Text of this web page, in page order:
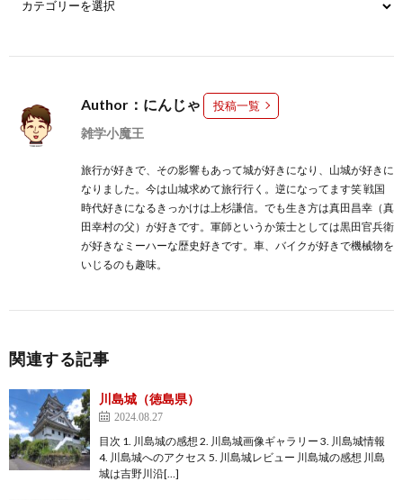
Author：にんじゃ 投稿一覧
雑学小魔王
旅行が好きで、その影響もあって城が好きになり、山城が好きに
なりました。今は山城求めて旅行行く。逆になってます笑 戦国
時代好きになるきっかけは上杉謙信。でも生き方は真田昌幸（真
田幸村の父）が好きです。軍師というか策士としては黒田官兵衛
が好きなミーハーな歴史好きです。車、バイクが好きで機械物を
いじるのも趣味。
関連する記事
川島城（徳島県）
2024.08.27
目次 1. 川島城の感想 2. 川島城画像ギャラリー 3. 川島城情報
4. 川島城へのアクセス 5. 川島城レビュー 川島城の感想 川島
城は吉野川沿[…]